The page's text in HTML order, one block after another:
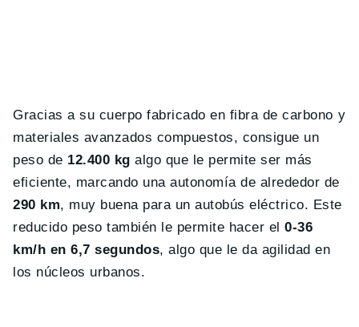
Gracias a su cuerpo fabricado en fibra de carbono y
materiales avanzados compuestos, consigue un
peso de 12.400 kg algo que le permite ser más
eficiente, marcando una autonomía de alrededor de
290 km, muy buena para un autobús eléctrico. Este
reducido peso también le permite hacer el0-36
km/h en 6,7 segundos, algo que le da agilidad en
los núcleos urbanos.